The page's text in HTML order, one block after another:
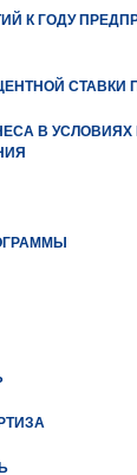
К ГОДУ
СТАВКИ
В